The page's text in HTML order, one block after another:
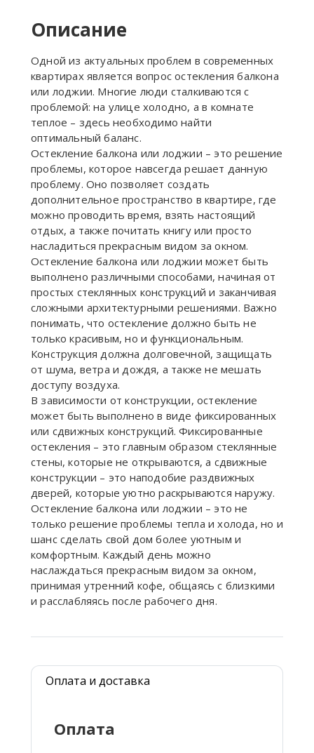
Описание
Одной из актуальных проблем в современных
квартирах является вопрос остекления балкона
или лоджии. Многие люди сталкиваются с
проблемой: на улице холодно, а в комнате
теплое – здесь необходимо найти
оптимальный баланс.
Остекление балкона или лоджии – это решение
проблемы, которое навсегда решает данную
проблему. Оно позволяет создать
дополнительное пространство в квартире, где
можно проводить время, взять настоящий
отдых, а также почитать книгу или просто
насладиться прекрасным видом за окном.
Остекление балкона или лоджии может быть
выполнено различными способами, начиная от
простых стеклянных конструкций и заканчивая
сложными архитектурными решениями. Важно
понимать, что остекление должно быть не
только красивым, но и функциональным.
Конструкция должна долговечной, защищать
от шума, ветра и дождя, а также не мешать
доступу воздуха.
В зависимости от конструкции, остекление
может быть выполнено в виде фиксированных
или сдвижных конструкций. Фиксированные
остекления – это главным образом стеклянные
стены, которые не открываются, а сдвижные
конструкции – это наподобие раздвижных
дверей, которые уютно раскрываются наружу.
Остекление балкона или лоджии – это не
только решение проблемы тепла и холода, но и
шанс сделать свой дом более уютным и
комфортным. Каждый день можно
наслаждаться прекрасным видом за окном,
принимая утренний кофе, общаясь с близкими
и расслабляясь после рабочего дня.
Оплата и доставка
Оплата